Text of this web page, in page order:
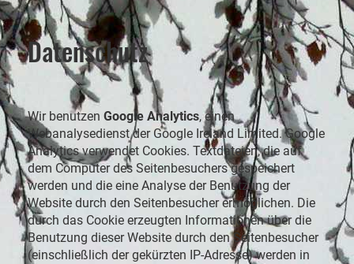
Datenschutz
Wir benutzen Google Analytics, einen
Webanalysedienst der Google Ireland Limited. Google
Analytics verwendet Cookies. Textdateien, die auf
dem Computer des Seitenbesuchers gespeichert
werden und die eine Analyse der Benutzung der
Website durch den Seitenbesucher ermöglichen. Die
durch das Cookie erzeugten Informationen über die
Benutzung dieser Website durch den Seitenbesucher
(einschließlich der gekürzten IP-Adresse) werden in